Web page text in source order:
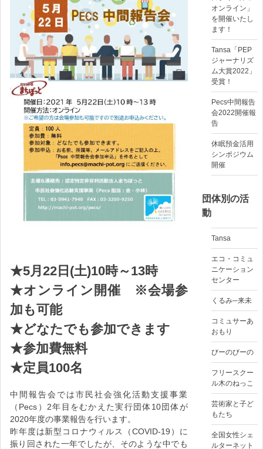
★5月22日(土)10時～13時
★オンライン開催 ※会場参
加も可能
★どなたでも参加できます
★参加費無料
★定員100名
中間報告会では市民社会強化活動支援事業
（Pecs）2年目をむかえた実行団体10団体が
2020年度の事業報告を行います。
昨年度は新型コロナウィルス（COVID-19）に
振り回された一年でしたが、そのような中でも
オンライン」
を開催いたし
ます！
Tansa「PEP
ジャーナリズ
ム大賞2022」
受賞！
Pecs中間報告
会2022開催報
告
休眠預金活用
シンポジウム
開催
団体別の活
動
Tansa
エコ・コミュ
ニケーション
センター
くるみ─来未
コミュサーあ
おもり
びーのびーの
フリースクー
ル木のねっこ
芸術家と子ど
もたち
全国女性シェ
ルターネット